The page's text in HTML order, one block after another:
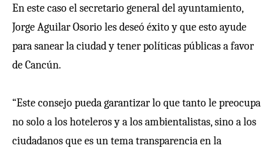
En este caso el secretario general del ayuntamiento,
Jorge Aguilar Osorio les deseó éxito y que esto ayude
para sanear la ciudad y tener políticas públicas a favor
de Cancún.
“Este consejo pueda garantizar lo que tanto le preocupa
no solo a los hoteleros y a los ambientalistas, sino a los
ciudadanos que es un tema transparencia en la